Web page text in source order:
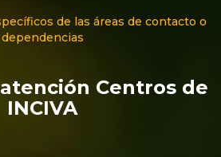
de las áreas de contacto o
dependencias
Centros de
INCIVA